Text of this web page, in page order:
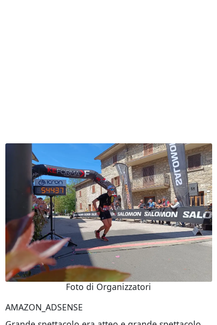
Foto di Organizzatori
AMAZON_ADSENSE